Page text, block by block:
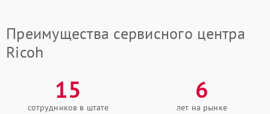
Преимущества сервисного центра
Ricoh
15
сотрудников в штате
6
лет на рынке